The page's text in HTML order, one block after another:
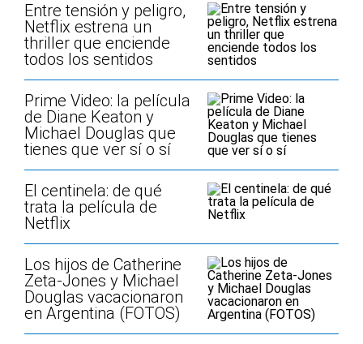
Entre tensión y peligro,
Netflix estrena un
thriller que enciende
todos los sentidos
Prime Video: la película
de Diane Keaton y
Michael Douglas que
tienes que ver sí o sí
El centinela: de qué
trata la película de
Netflix
Los hijos de Catherine
Zeta-Jones y Michael
Douglas vacacionaron
en Argentina (FOTOS)